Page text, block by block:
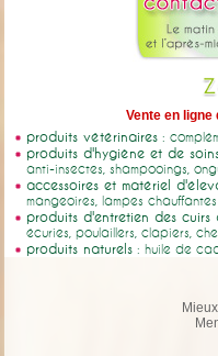
Vente en
produits vétérinaires :
produits d'hygiène et de
anti-insectes, shampooings,
accessoires et matériel
mangeoires, lampes chauffantes
produits d'entretien des
écuries, poulaillers, clapiers,
produits naturels : huile de